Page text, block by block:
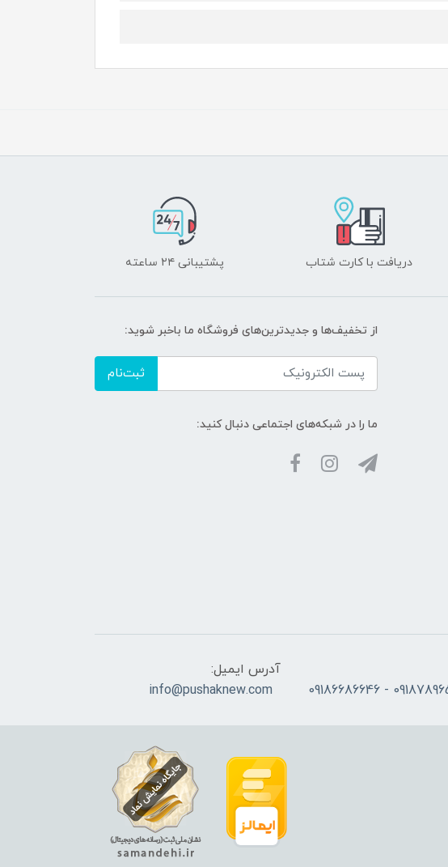
دریافت با کارت شتاب پشتیبانی ۲۴ ساعته
از تخفیف‌ها و جدیدترین‌های فروشگاه ما باخبر شوید:
ثبت‌نام
ما را در شبکه‌های اجتماعی دنبال کنید:
آدرس ایمیل:
info@pushaknew.com